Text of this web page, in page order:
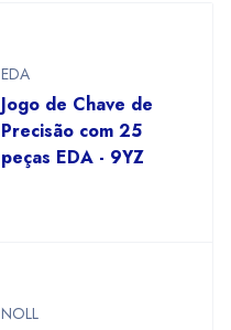
EDA
Jogo de Chave de
Precisão com 25
peças EDA - 9YZ
NOLL